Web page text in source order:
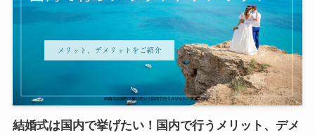
結婚式は国内で挙げたい！国内で行うメリット、デメ